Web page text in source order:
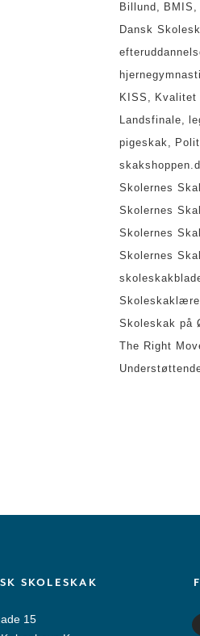
Billund
BMIS
Dansk
KISS
Kvalitet
Landsfinale
pigeskak
Skolernes
Skolernes
Skolernes
Skolernes
Skoleskak på
The Right
SKOLESKAK
15